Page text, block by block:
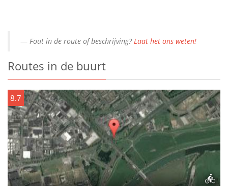
Fout in de route of beschrijving?Laat het ons weten!
Routes in de buurt
8.7